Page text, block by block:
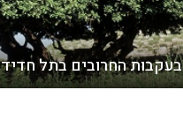
בעקבות החרובים בתל חדיד